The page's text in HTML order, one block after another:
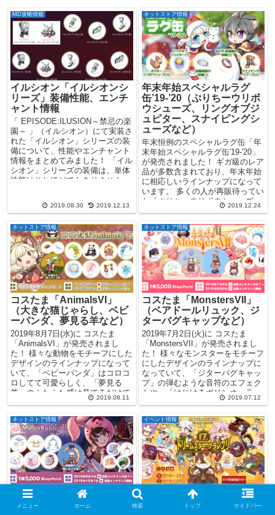
MD攻略情報
イルシオン「イルシオンシ
リーズ」装備性能、エンチ
ャント情報
「 EPISODE:ILUSIÓN～禁忌の楽
園～ 」（イルシオン）にて実装さ
れた「イルシオン」シリーズの装
備について、性能やエンチャント
情報をまとめてみました！ 「イル
シオン」シリーズの装備は、単体
性能はそれほどでもありません
2019.08.30 2019.12.13
ネットストア情報
年末年始スペシャルラグ
缶’19-’20（ぷりちーウリボ
ウシューズ、リングオブジ
ュピター、スナイピングシ
ューズなど）
年末恒例のスペシャルラグ缶「年
末年始スペシャルラグ缶'19-'20」
が発売されました！ ギガ級のレア
品が多数含まれており、年末年始
に相応しいラインナップになって
います。 多くの人が再販待ってい
た「ぷりちーウリボウシューズ」
2019.12.24
ネットストア情報
コスたま「AnimalsVI」
（大きな猫じゃらし、ベビ
ーパンダ、夢見る羊など）
2019年8月7日(水)に コスたま
「AnimalsVI」が発売されまし
た！ 様々な動物をモチーフにした
デザインのラインナップになって
いて、「ベビーパンダ」はコロコ
ロしてて可愛らしく、「夢見る
羊」のふわふわ感は見てるだけで
2019.08.11
ネットストア情報
コスたま「MonstersVII」
（ベアドールリュック、ジ
ターバグキャップなど）
2019年7月2日(火)に コスたま
「MonstersVII」が発売されまし
た！ 様々なモンスターをモチーフ
にしたデザインのラインナップに
なっていて、「ジターバグキャッ
プ」の弾むような音符のエフェク
トや、「はじけるポリンオーラ」
2019.07.12
ネットストア情報
コスたま「MoonRabbitII」
（ロリルリの三日月、アン
イベント情報
17th アニバーサリーイベン
ト「アイテム情報」
メニュー ホーム 検索 トップ サイドバー